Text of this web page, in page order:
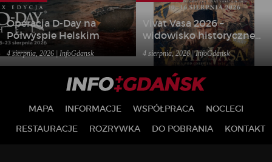
Operacja D-Day na
Półwyspie Helskim
4 sierpnia, 2026 | InfoGdansk
Vivat Vasa 2026 –
widowisko historyczne
w Gniewie
4 sierpnia, 2026 | InfoGdansk
MAPA INFORMACJE WSPÓŁPRACA
NOCLEGI
RESTAURACJE
ROZRYWKA DO POBRANIA KONTAKT